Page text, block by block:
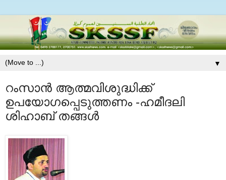
▼
റംസാന്‍ ആത്മവിശുദ്ധിക്ക്
ഉപയോഗപ്പെടുത്തണം -ഹമീദലി
ശിഹാബ് തങ്ങള്‍